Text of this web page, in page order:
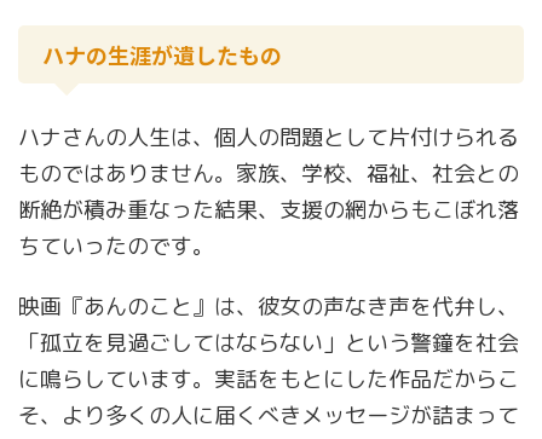
ハナの生涯が遺したもの
ハナさんの人生は、個人の問題として片付けられる
ものではありません。家族、学校、福祉、社会との
断絶が積み重なった結果、支援の網からもこぼれ落
ちていったのです。
映画『あんのこと』は、彼女の声なき声を代弁し、
「孤立を見過ごしてはならない」という警鐘を社会
に鳴らしています。実話をもとにした作品だからこ
そ、より多くの人に届くべきメッセージが詰まって